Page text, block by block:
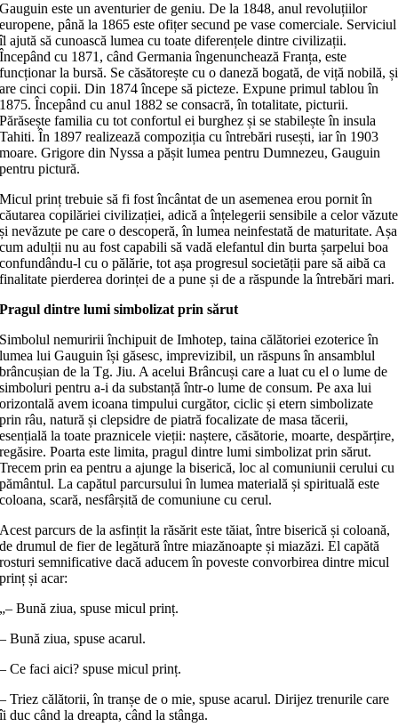
Gauguin este un aventurier de geniu. De la 1848, anul revoluțiilor
europene, până la 1865 este ofițer secund pe vase comerciale. Serviciul
îl ajută să cunoască lumea cu toate diferențele dintre civilizații.
Începând cu 1871, când Germania îngenunchează Franța, este
funcționar la bursă. Se căsătorește cu o daneză bogată, de viță nobilă, și
are cinci copii. Din 1874 începe să picteze. Expune primul tablou în
1875. Începând cu anul 1882 se consacră, în totalitate, picturii.
Părăsește familia cu tot confortul ei burghez și se stabilește în insula
Tahiti. În 1897 realizează compoziția cu întrebări rusești, iar în 1903
moare. Grigore din Nyssa a pășit lumea pentru Dumnezeu, Gauguin
pentru pictură.
Micul prinț trebuie să fi fost încântat de un asemenea erou pornit în
căutarea copilăriei civilizației, adică a înțelegerii sensibile a celor văzute
și nevăzute pe care o descoperă, în lumea neinfestată de maturitate. Așa
cum adulții nu au fost capabili să vadă elefantul din burta șarpelui boa
confundându-l cu o pălărie, tot așa progresul societății pare să aibă ca
finalitate pierderea dorinței de a pune și de a răspunde la întrebări mari.
Pragul dintre lumi simbolizat prin sărut
Simbolul nemuririi închipuit de Imhotep, taina călătoriei ezoterice în
lumea lui Gauguin își găsesc, imprevizibil, un răspuns în ansamblul
brâncușian de la Tg. Jiu. A acelui Brâncuși care a luat cu el o lume de
simboluri pentru a-i da substanță într-o lume de consum. Pe axa lui
orizontală avem icoana timpului curgător, ciclic și etern simbolizate
prin râu, natură și clepsidre de piatră focalizate de masa tăcerii,
esențială la toate praznicele vieții: naștere, căsătorie, moarte, despărțire,
regăsire. Poarta este limita, pragul dintre lumi simbolizat prin sărut.
Trecem prin ea pentru a ajunge la biserică, loc al comuniunii cerului cu
pământul. La capătul parcursului în lumea materială și spirituală este
coloana, scară, nesfârșită de comuniune cu cerul.
Acest parcurs de la asfințit la răsărit este tăiat, între biserică și coloană,
de drumul de fier de legătură între miazănoapte și miazăzi. El capătă
rosturi semnificative dacă aducem în poveste convorbirea dintre micul
prinț și acar:
„– Bună ziua, spuse micul prinț.
– Bună ziua, spuse acarul.
– Ce faci aici? spuse micul prinț.
– Triez călătorii, în tranșe de o mie, spuse acarul. Dirijez trenurile care
îi duc când la dreapta, când la stânga.